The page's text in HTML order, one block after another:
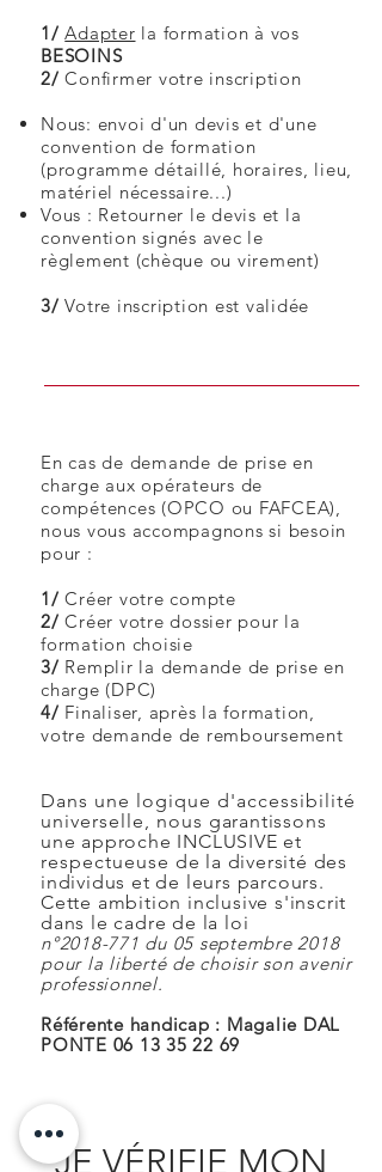
1/Adapter la formation à vos
BESOINS
2/ Confirmer votre inscription
Nous: envoi d'un devis et d'une
convention de formation
(programme détaillé, horaires, lieu,
matériel nécessaire...)
Vous : Retourner le devis et la
convention signés avec le
règlement (chèque ou virement)
3/ Votre inscription est validée
En cas de demande de prise en
charge aux opérateurs de
compétences (OPCO ou FAFCEA),
nous vous accompagnons si besoin
pour :
1/ Créer votre compte
2/Créer votre dossier pour la
formation choisie
3/ Remplir la demande de prise en
charge (DPC)
4/ Finaliser, après la formation,
votre demande de remboursement
Dans une logique d'accessibilité
universelle, nous garantissons
une approche INCLUSIVE et
respectueuse de la diversité des
individus et de leurs parcours.
Cette ambition inclusive s'inscrit
dans le cadre de la loi
n°2018-771 du 05 septembre 2018
pour la liberté de choisir son avenir
professionnel.
Référente handicap : Magalie DAL
PONTE 06 13 35 22 69
JE VÉRIFIE MON